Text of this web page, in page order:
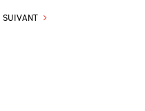
SUIVANT